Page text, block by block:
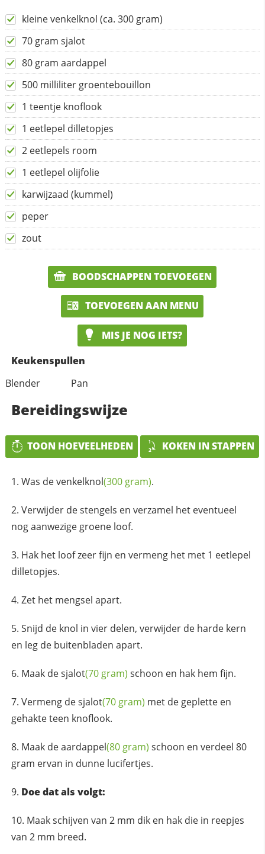
kleine venkelknol (ca. 300 gram)
70 gram sjalot
80 gram aardappel
500 milliliter groentebouillon
1 teentje knoflook
1 eetlepel dilletopjes
2 eetlepels room
1 eetlepel olijfolie
karwijzaad (kummel)
peper
zout
BOODSCHAPPEN TOEVOEGEN
TOEVOEGEN AAN MENU
MIS JE NOG IETS?
Keukenspullen
Blender
Pan
Bereidingswijze
TOON HOEVEELHEDEN KOKEN IN STAPPEN
Was devenkelknol(300 gram).
Verwijder de stengels en verzamel het eventueel
nog aanwezige groene loof.
Hak het loof zeer fijn en vermeng het met 1 eetlepel
dilletopjes.
Zet het mengsel apart.
Snijd de knol in vier delen, verwijder de harde kern
en leg de buitenbladen apart.
Maak desjalot(70 gram) schoon en hak hem fijn.
Vermeng desjalot(70 gram) met de geplette en
gehakte teen knoflook.
Maak deaardappel(80 gram) schoon en verdeel 80
gram ervan in dunne lucifertjes.
Doe dat als volgt:
Maak schijven van 2 mm dik en hak die in reepjes
van 2 mm breed.